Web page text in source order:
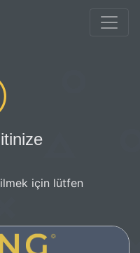
için lütfen